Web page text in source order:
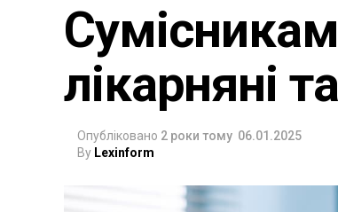
лікарняні
Опубліковано 2 роки тому 06.01.2025
By Lexinform